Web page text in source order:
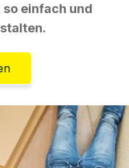
so einfach und